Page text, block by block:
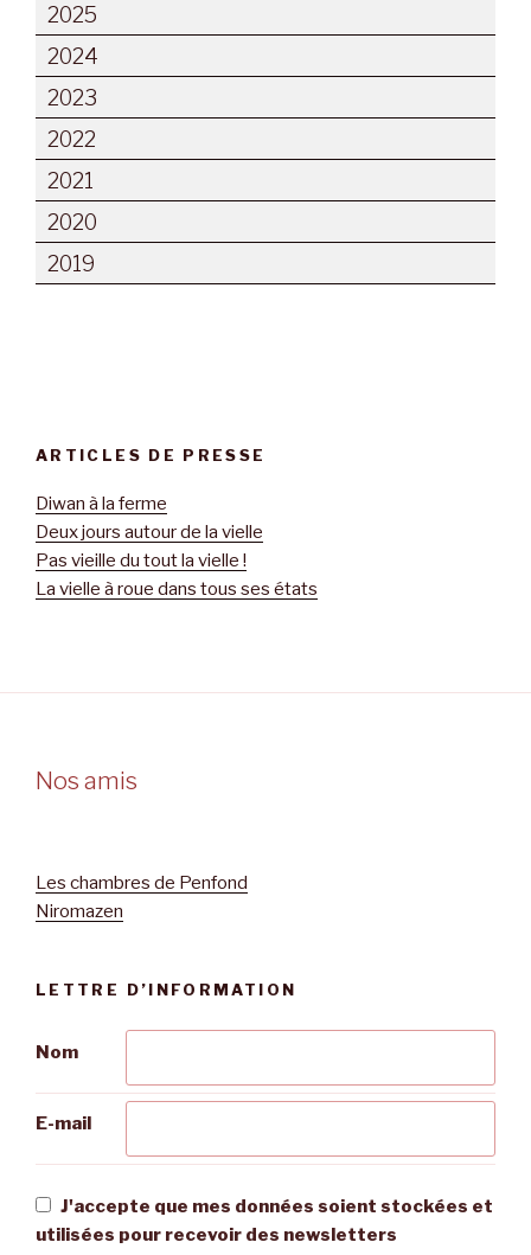
2025
2024
2023
2022
2021
2020
2019
ARTICLES DE PRESSE
Diwan à la ferme
Deux jours autour de la vielle
Pas vieille du tout la vielle !
La vielle à roue dans tous ses états
Nos amis
Les chambres de Penfond
Niromazen
LETTRE D’INFORMATION
Nom
E-mail
J'accepte que mes données soient stockées et
utilisées pour recevoir des newsletters